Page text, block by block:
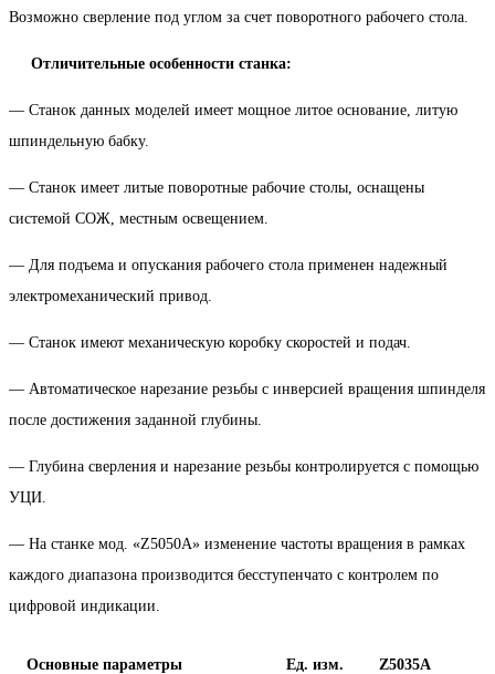
Возможно сверление под углом за счет поворотного рабочего стола.
Отличительные особенности станка:
— Станок данных моделей имеет мощное литое основание, литую
шпиндельную бабку.
— Станок имеет литые поворотные рабочие столы, оснащены
системой СОЖ, местным освещением.
— Для подъема и опускания рабочего стола применен надежный
электромеханический привод.
— Станок имеют механическую коробку скоростей и подач.
— Автоматическое нарезание резьбы с инверсией вращения шпинделя
после достижения заданной глубины.
— Глубина сверления и нарезание резьбы контролируется с помощью
УЦИ.
— На станке мод. «Z5050А» изменение частоты вращения в рамках
каждого диапазона производится бесступенчато с контролем по
цифровой индикации.
Основные параметры Ед. изм. Z5035A